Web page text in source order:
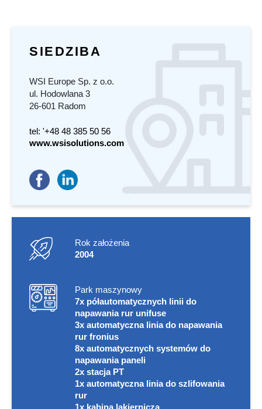
SIEDZIBA
WSI Europe Sp. z o.o.
ul. Hodowlana 3
26-601 Radom
tel: '+48 48 385 50 56
www.wsisolutions.com
Rok założenia
2004
Park maszynowy
7x półautomatycznych linii do
napawania rur unifuse
3x automatyczna linia do napawania
rur fronius
8x automatycznych systemów do
napawania paneli
2x stacja PT
1x automatyczna linia do szlifowania
rur
1x kabina lakiernicza